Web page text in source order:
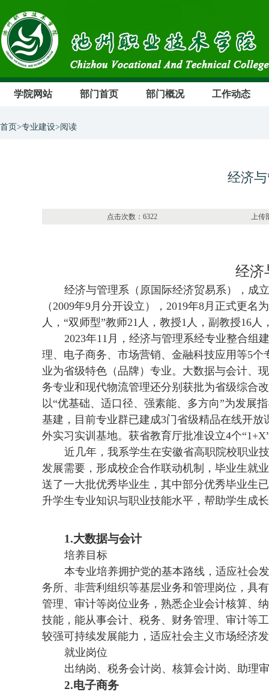
学院网站 部门首页 部门概况 工作动态
首页>专业建设>阅读
经济
点击次数：6322 上传部门
经济
经济与管理系（原国际经济贸易系），成
（2009年9月分开设立），2019年8月正式更
人，“双师型”教师21人，教授1人，副教授16人
2023年11月，经济与管理系经专业整合组
理、电子商务、市场营销、金融科技应用等5
业为省级特色（品牌）专业。大数据与会计、
务专业和现代物流管理还分别获批为省级综合
以“优基础、适口径、强素能、多方向”为发展
基建，目前专业群已建成3门省级精品在线开
外实习实训基地。获省教育厅批准设立4个
近几年，我系学生在安徽省高职院校职业
发展需要，形成校企合作联动机制，毕业生就
送了一大批优秀毕业生，其中部分优秀毕业生
升学生专业知识与职业技能水平，帮助学生成
1.大数据与会计
培养目标
本专业培养拥护党的基本路线，适应社会
务所、非营利组织等基层业务和管理岗位，具
管理、审计等岗位业务，熟悉企业会计核算、
技能，能从事会计、税务、财务管理、审计等
较强可持续发展能力，适应社会主义市场经济
就业岗位
出纳岗、税务会计岗、核算会计岗、助理
2.电子商务